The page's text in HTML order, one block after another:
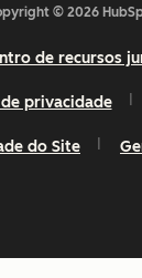
© 2026
de recursos
privacidade
do Site